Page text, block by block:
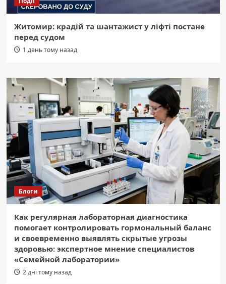
Житомир: крадій та шантажист у ліфті постане
перед судом
1 день тому назад
Блоги
Как регулярная лабораторная диагностика
помогает контролировать гормональный баланс
и своевременно выявлять скрытые угрозы
здоровью: экспертное мнение специалистов
«Семейной лаборатории»
2 дні тому назад